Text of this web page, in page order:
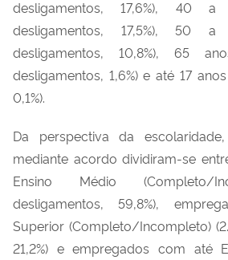
desligamentos, 17,6%), 40
desligamentos, 17,5%), 50
desligamentos, 10,8%), 65
desligamentos, 1,6%) e até 17
0,1%).
Da perspectiva da
mediante acordo dividiram-se
Ensino Médio (Completo/
desligamentos, 59,8%),
Superior (Completo/Incompleto)
21,2%) e empregados com até